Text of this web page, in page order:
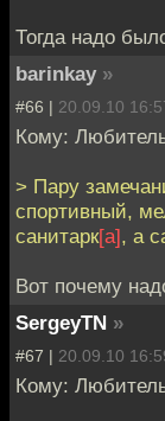
Тогда надо
barinkay »
#66 | 20.09.10
Кому:
> Пару
спортивный,
санитарк[а], а
Вот почему
SergeyTN »
#67 | 20.09.10
Кому: